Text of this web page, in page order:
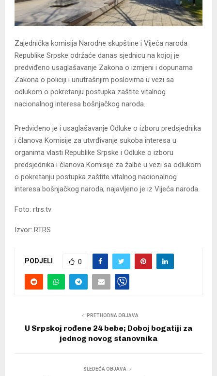
Zajednička komisija Narodne skupštine i Vijeća naroda
Republike Srpske održaće danas sjednicu na kojoj je
predviđeno usaglašavanje Zakona o izmjeni i dopunama
Zakona o policiji i unutrašnjim poslovima u vezi sa
odlukom o pokretanju postupka zaštite vitalnog
nacionalnog interesa bošnjačkog naroda.
Predviđeno je i usaglašavanje Odluke o izboru predsjednika
i članova Komisije za utvrđivanje sukoba interesa u
organima vlasti Republike Srpske i Odluke o izboru
predsjednika i članova Komisije za žalbe u vezi sa odlukom
o pokretanju postupka zaštite vitalnog nacionalnog
interesa bošnjačkog naroda, najavljeno je iz Vijeća naroda.
Foto: rtrs.tv
Izvor: RTRS
PODJELI 0
PRETHODNA OBJAVA
U Srpskoj rođene 24 bebe; Doboj bogatiji za
jednog novog stanovnika
SLEDEĆA OBJAVA